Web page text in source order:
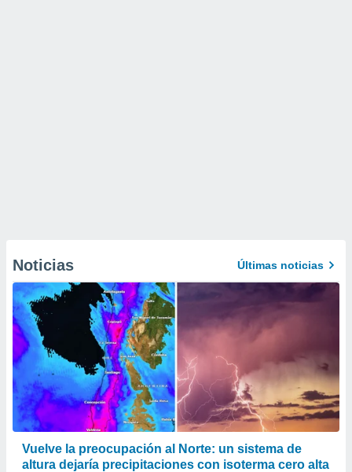
Noticias Últimas noticias
Vuelve la preocupación al Norte: un sistema de
altura dejaría precipitaciones con isoterma cero alta